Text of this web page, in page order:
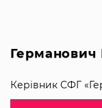
Германович
Керівник СФГ